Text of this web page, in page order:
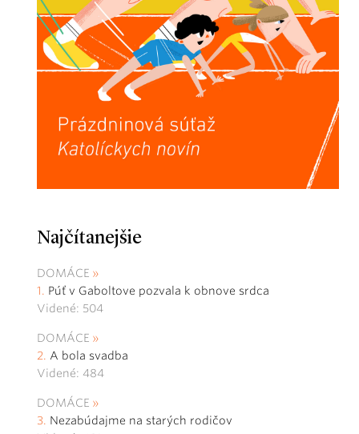
Najčítanejšie
DOMÁCE
Púť v Gaboltove pozvala k obnove srdca
Videné: 504
DOMÁCE
A bola svadba
Videné: 484
DOMÁCE
Nezabúdajme na starých rodičov